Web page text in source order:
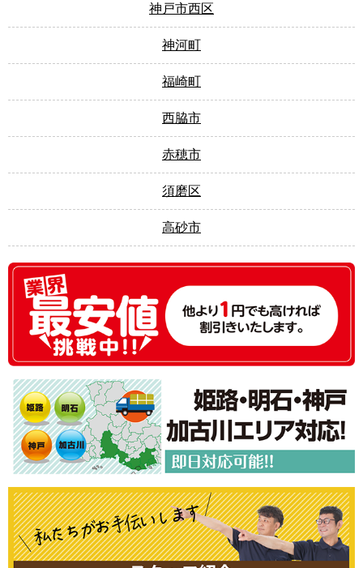
神戸市西区
神河町
福崎町
西脇市
赤穂市
須磨区
高砂市